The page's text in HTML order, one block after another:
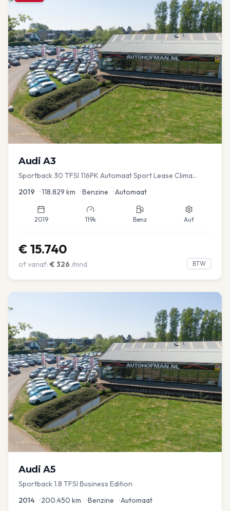
Audi A3
Sportback 30 TFSI 116PK Automaat Sport Lease Clima
2019 •118.829 km •Benzine •Automaat
2019 119k Benz Aut
€ 15.740
of vanaf: € 326 /mnd BTW
Audi A5
Sportback 1.8 TFSI Business Edition
2014 •200.450 km •Benzine •Automaat